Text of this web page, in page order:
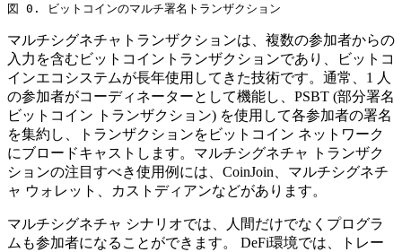
図 0. ビットコインのマルチ署名トランザクション
マルチシグネチャトランザクションは、複数の参加者からの
入力を含むビットコイントランザクションであり、ビットコ
インエコシステムが長年使用してきた技術です。通常、1 人
の参加者がコーディネーターとして機能し、PSBT (部分署名
ビットコイン トランザクション) を使用して各参加者の署名
を集約し、トランザクションをビットコイン ネットワーク
にブロードキャストします。マルチシグネチャ トランザク
ションの注目すべき使用例には、CoinJoin、マルチシグネチ
ャ ウォレット、カストディアンなどがあります。
マルチシグネチャ シナリオでは、人間だけでなくプログラ
ムも参加者になることができます。 DeFi環境では、トレー